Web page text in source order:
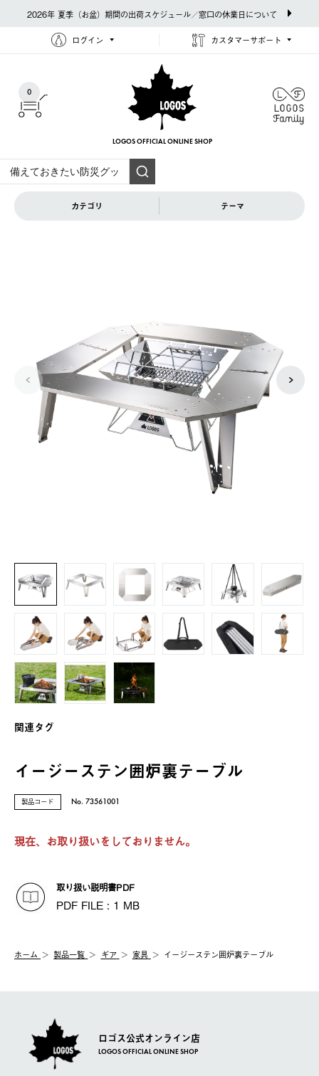
2026年 夏季（お盆）期間の出荷スケジュール／窓口の休業日について
ログイン カスタマーサポート
0
LOGOS OFFICIAL ONLINE SHOP
カテゴリ テーマ
関連タグ
イージーステン囲炉裏テーブル
製品コード No. 73561001
現在、お取り扱いをしておりません。
取り扱い説明書PDF
PDF FILE : 1 MB
ホーム 製品⼀覧 ギア 家具 イージーステン囲炉裏テーブル
ロゴス公式オンライン店
LOGOS OFFICIAL ONLINE SHOP